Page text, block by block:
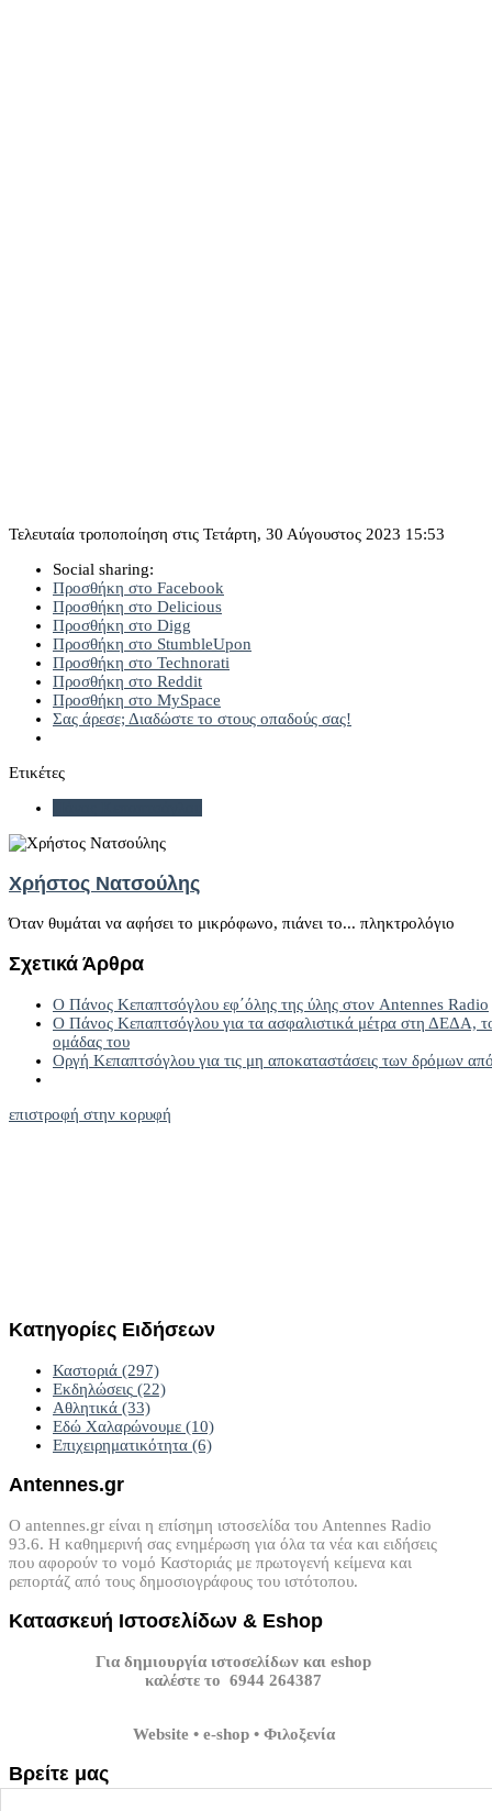
Τελευταία τροποποίηση στις Τετάρτη, 30 Αύγουστος 2023 15:53
Social sharing:
Προσθήκη στο Facebook
Προσθήκη στο Delicious
Προσθήκη στο Digg
Προσθήκη στο StumbleUpon
Προσθήκη στο Technorati
Προσθήκη στο Reddit
Προσθήκη στο MySpace
Σας άρεσε; Διαδώστε το στους οπαδούς σας!
Ετικέτες
Χρήστος Νατσούλης
Όταν θυμάται να αφήσει το μικρόφωνο, πιάνει το... πληκτρολόγιο
Σχετικά Άρθρα
Ο Πάνος Κεπαπτσόγλου εφ΄όλης της ύλης στον Antennes Radio
Ο Πάνος Κεπαπτσόγλου για τα ασφαλιστικά μέτρα στη ΔΕΔΑ,
ομάδας του
Οργή Κεπαπτσόγλου για τις μη αποκαταστάσεις των δρόμων
επιστροφή στην κορυφή
Κατηγορίες Ειδήσεων
Καστοριά (297)
Εκδηλώσεις (22)
Αθλητικά (33)
Εδώ Χαλαρώνουμε (10)
Επιχειρηματικότητα (6)
Antennes.gr
Ο antennes.gr είναι η επίσημη ιστοσελίδα του Antennes Radio
93.6. Η καθημερινή σας ενημέρωση για όλα τα νέα και ειδήσεις
που αφορούν το νομό Καστοριάς με πρωτογενή κείμενα και
ρεπορτάζ από τους δημοσιογράφους του ιστότοπου.
Κατασκευή Ιστοσελίδων & Eshop
Για δημιουργία ιστοσελίδων και eshop
καλέστε το 6944 264387
Website • e-shop • Φιλοξενία
Βρείτε μας